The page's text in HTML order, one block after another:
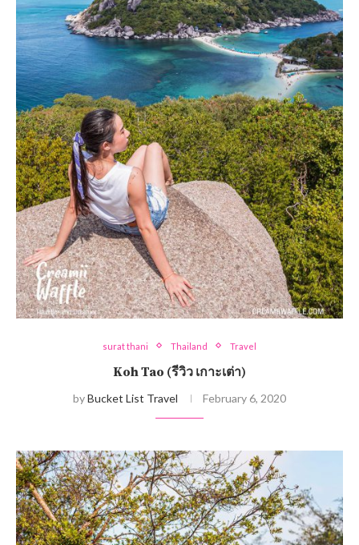
surat thani Thailand Travel
Koh Tao (รีวิว เกาะเต่า)
byBucket List Travel February 6, 2020